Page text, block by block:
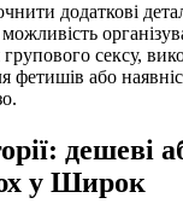
додаткові
сексу,
фетишів або
дешеві
у Широк